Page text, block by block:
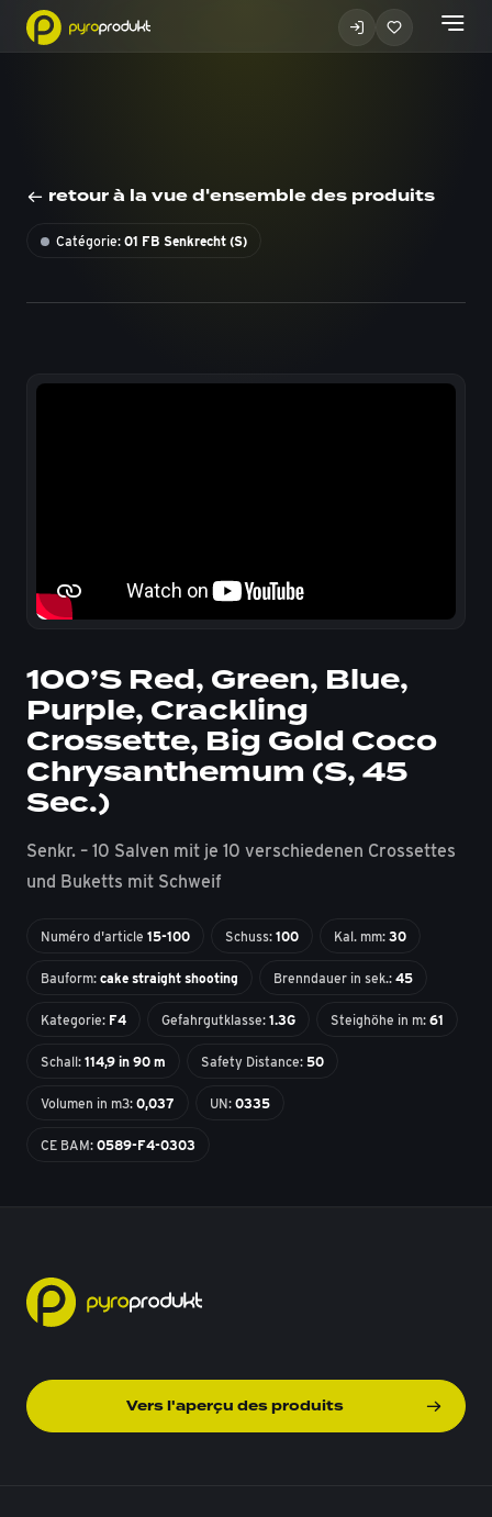
retour à la vue d'ensemble des produits
Catégorie: 01 FB Senkrecht (S)
100’S Red, Green, Blue,
Purple, Crackling
Crossette, Big Gold Coco
Chrysanthemum (S, 45
Sec.)
Senkr. – 10 Salven mit je 10 verschiedenen Crossettes
und Buketts mit Schweif
Numéro d'article 15-100 Schuss: 100 Kal. mm: 30
Bauform: cake straight shooting Brenndauer in sek.: 45
Kategorie: F4 Gefahrgutklasse: 1.3G Steighöhe in m: 61
Schall: 114,9 in 90 m Safety Distance: 50
Volumen in m3: 0,037 UN: 0335
CE BAM: 0589-F4-0303
Vers l'aperçu des produits